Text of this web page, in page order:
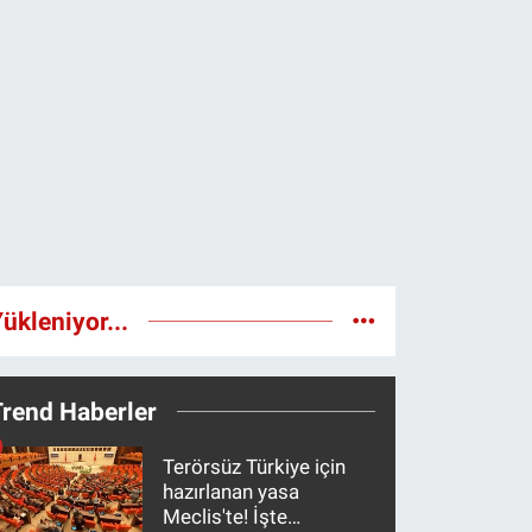
Haberler
Terörsüz Türkiye için
hazırlanan yasa
Meclis'te! İşte